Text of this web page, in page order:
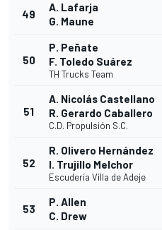
49
A. Lafarja
G. Maune
50
P. Peñate
F. Toledo Suárez
TH Trucks Team
51
A. Nicolás Castellano
R. Gerardo Caballero
C.D. Propulsión S.C.
52
R. Olivero Hernández
I. Trujillo Melchor
Escudería Villa de Adeje
53
P. Allen
C. Drew